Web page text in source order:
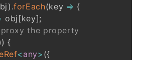
) .forEach(key => {
obj [key];
the property
) {
< any> ({